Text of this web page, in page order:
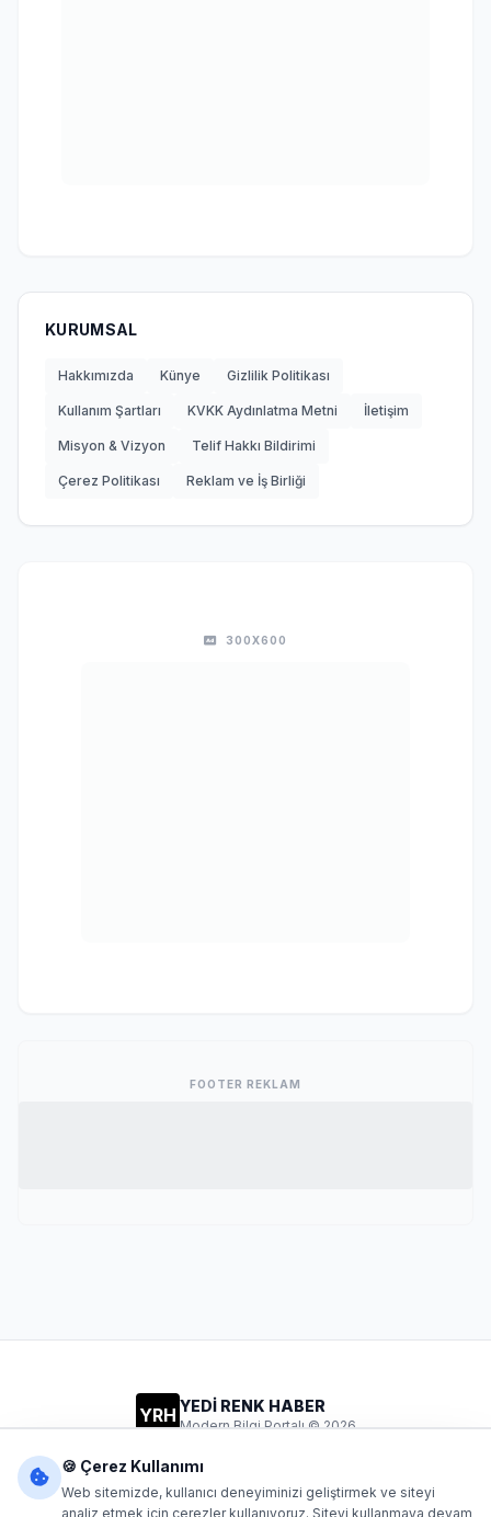
KURUMSAL
Hakkımızda Künye Gizlilik Politikası
Kullanım Şartları KVKK Aydınlatma Metni İletişim
Misyon & Vizyon Telif Hakkı Bildirimi
Çerez Politikası Reklam ve İş Birliği
300X600
FOOTER REKLAM
YRH YEDİ RENK HABER
Modern Bilgi Portalı © 2026
🍪 Çerez Kullanımı
Web sitemizde, kullanıcı deneyiminizi geliştirmek ve siteyi
analiz etmek için çerezler kullanıyoruz. Siteyi kullanmaya devam